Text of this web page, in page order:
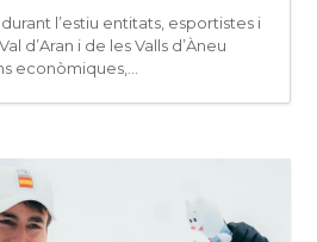
l’estiu entitats, esportistes i
d’Aran i de les Valls d’Àneu
econòmiques,...